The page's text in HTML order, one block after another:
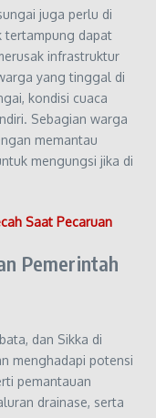
juga perlu di
tertampung dapat
infrastruktur
yang tinggal di
kondisi cuaca
Sebagian warga
memantau
mengungsi jika di
Saat Pecaruan
Pemerintah
dan Sikka di
menghadapi potensi
pemantauan
drainase, serta